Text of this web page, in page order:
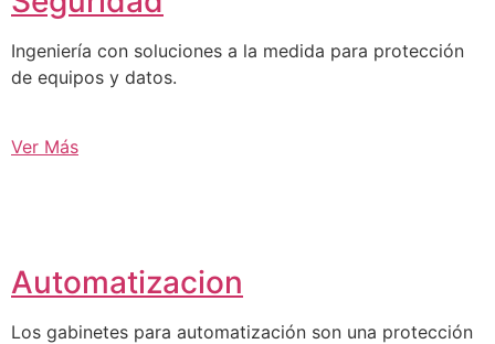
Ingeniería con soluciones a la medida para protección
de equipos y datos.
Ver Más
Automatizacion
Los gabinetes para automatización son una protección